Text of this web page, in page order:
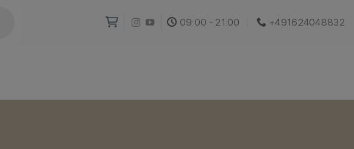
09:00 - 21:00 +491624048832‬